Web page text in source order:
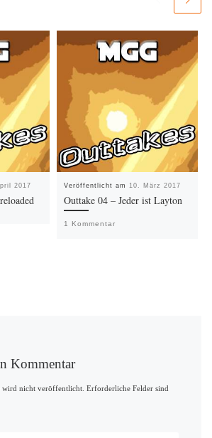
2017 Veröffentlicht am10. März 2017
Outtake 04 – Jeder ist Layton
1 Kommentar
Kommentar
wird nicht veröffentlicht. Erforderliche Felder sind